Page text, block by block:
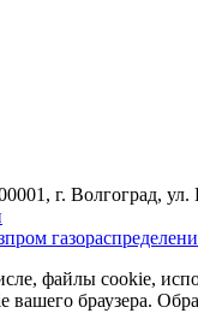
г. Волгоград, ул.
файлы cookie,
вашего браузера.